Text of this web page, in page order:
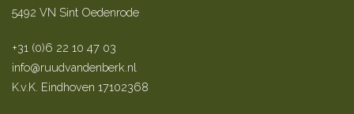
5492 VN Sint Oedenrode
+31 (0)6 22 10 47 03
info@ruudvandenberk.nl
K.v.K. Eindhoven 17102368